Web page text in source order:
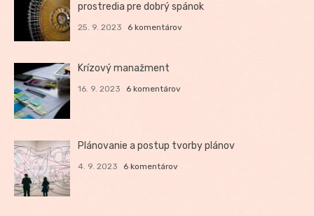
prostredia pre dobrý spánok
25. 9. 2023 6 komentárov
Krízový manažment
16. 9. 2023 6 komentárov
Plánovanie a postup tvorby plánov
4. 9. 2023 6 komentárov